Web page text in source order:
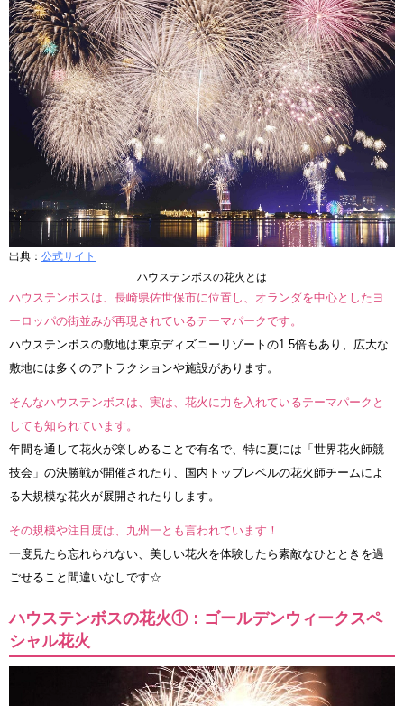
出典： 公式サイト
ハウステンボスの花火とは
ハウステンボスは、長崎県佐世保市に位置し、オランダを中心としたヨ
ーロッパの街並みが再現されているテーマパークです。
ハウステンボスの敷地は東京ディズニーリゾートの1.5倍もあり、広大な
敷地には多くのアトラクションや施設があります。
そんなハウステンボスは、実は、花火に力を入れているテーマパークと
しても知られています。
年間を通して花火が楽しめることで有名で、特に夏には「世界花火師競
技会」の決勝戦が開催されたり、国内トップレベルの花火師チームによ
る大規模な花火が展開されたりします。
その規模や注目度は、九州一とも言われています！
一度見たら忘れられない、美しい花火を体験したら素敵なひとときを過
ごせること間違いなしです☆
ハウステンボスの花火①：ゴールデンウィークスペ
シャル花火